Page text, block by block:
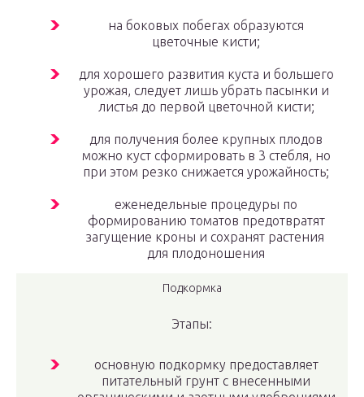
на боковых побегах образуются
цветочные кисти;
для хорошего развития куста и большего
урожая, следует лишь убрать пасынки и
листья до первой цветочной кисти;
для получения более крупных плодов
можно куст сформировать в 3 стебля, но
при этом резко снижается урожайность;
еженедельные процедуры по
формированию томатов предотвратят
загущение кроны и сохранят растения
для плодоношения
Подкормка
Этапы:
основную подкормку предоставляет
питательный грунт с внесенными